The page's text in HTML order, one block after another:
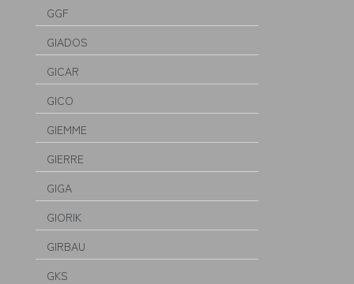
GGF
GIADOS
GICAR
GICO
GIEMME
GIERRE
GIGA
GIORIK
GIRBAU
GKS